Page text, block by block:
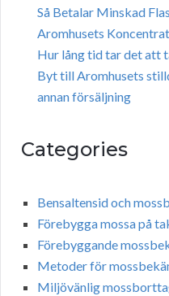
Så Betalar Minskad
Aromhusets Koncentrat
Hur lång tid tar det att
Byt till Aromhusets
annan försäljning
Categories
Bensaltensid och
Förebygga mossa på
Förebyggande
Metoder för
Miljövänlig